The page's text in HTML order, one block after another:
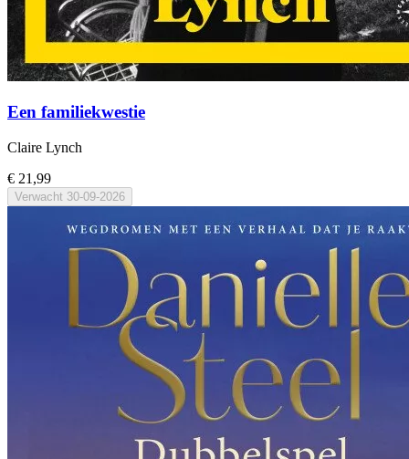
Een familiekwestie
Claire Lynch
€ 21,99
Verwacht 30-09-2026